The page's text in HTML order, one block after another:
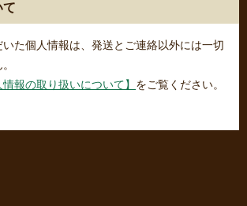
て
た個人情報は、発送とご連絡以外には一切
情報の取り扱いについて】 をご覧ください。